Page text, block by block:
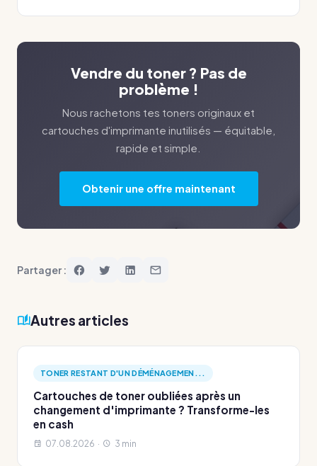
Vendre du toner ? Pas de
problème !
Nous rachetons tes toners originaux et
cartouches d'imprimante inutilisés — équitable,
rapide et simple.
Obtenir une offre maintenant
Partager :
Autres articles
TONER RESTANT D'UN DÉMÉNAGEMEN...
Cartouches de toner oubliées après un
changement d'imprimante ? Transforme-les
en cash
07.08.2026 · 3 min